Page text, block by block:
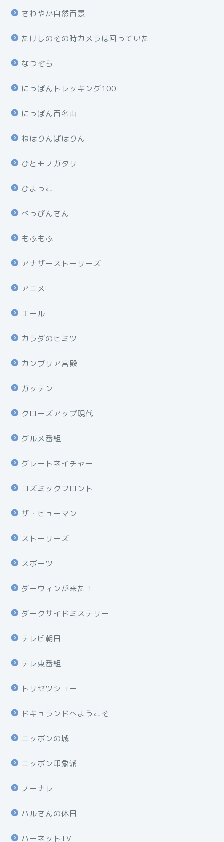
さわやか自然百景
たけしのその時カメラは回っていた
なつぞら
にっぽんトレッキング100
にっぽん百名山
ねほりんぱほりん
ひとモノガタリ
ひよっこ
べっぴんさん
もふもふ
アナザーストーリーズ
アニメ
エール
カラダのヒミツ
カンブリア宮殿
ガッテン
クローズアップ現代
グルメ番組
グレートネイチャー
コズミックフロント
ザ・ヒューマン
ストーリーズ
スポーツ
ダーウィンが来た！
ダークサイドミステリー
テレビ朝日
テレ東番組
トリセツショー
ドキュランドへようこそ
ニッポンの城
ニッポン印象派
ノーナレ
ハルさんの休日
ハーネットTV